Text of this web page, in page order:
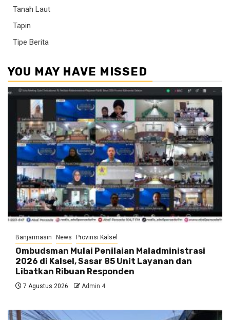
Tanah Laut
Tapin
Tipe Berita
YOU MAY HAVE MISSED
Banjarmasin News Provinsi Kalsel
Ombudsman Mulai Penilaian Maladministrasi
2026 di Kalsel, Sasar 85 Unit Layanan dan
Libatkan Ribuan Responden
7 Agustus 2026 Admin 4